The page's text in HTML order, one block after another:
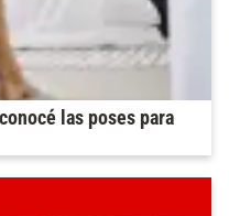
las poses para